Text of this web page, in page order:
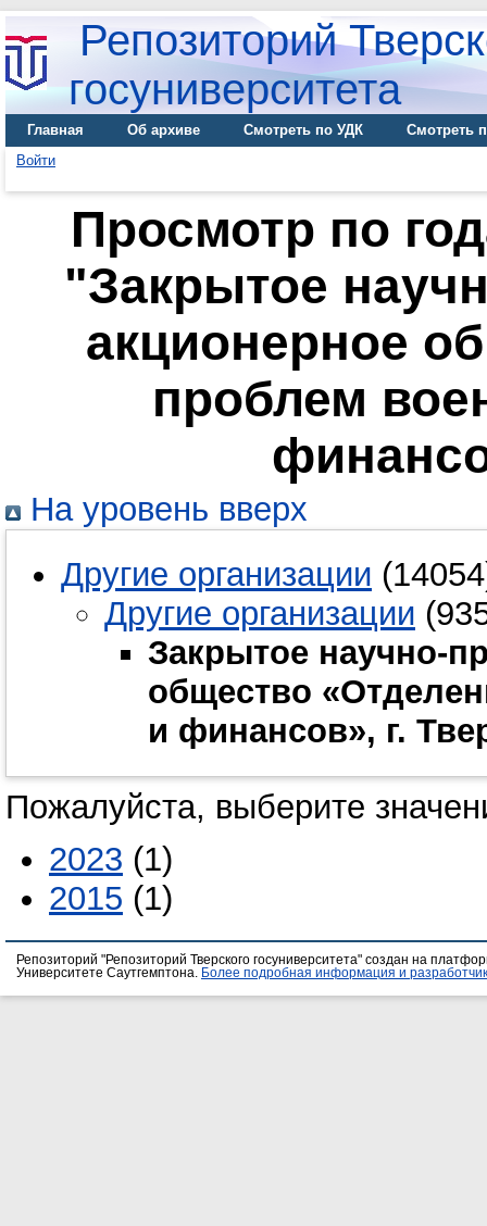
Репозиторий
госуниверситета
Главная Об архиве Смотреть по УДК
Смотреть
Войти
Просмотр по
"Закрытое
акционерное
проблем
На уровень вверх
Другие организации
Другие организации
Закрытое научно-
общество
и финансов», г.
Пожалуйста, выберите
2023 (1)
2015 (1)
Репозиторий "Репозиторий Тверского госуниверситета" создан на
Университете Саутгемптона.
Более подробная информация и